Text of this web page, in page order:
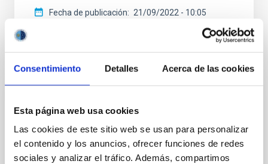
Consentimiento Detalles Acerca de las cookies
Esta página web usa cookies
Las cookies de este sitio web se usan para personalizar
el contenido y los anuncios, ofrecer funciones de redes
sociales y analizar el tráfico. Además, compartimos
Fecha de publicación 21/09/2022 - 10:05
El telescopio James Webb proporciona un
retrato inédito de la luz fantasmal de
cúmulos de galaxias